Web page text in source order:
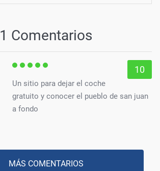
1 Comentarios
10
Un sitio para dejar el coche
gratuito y conocer el pueblo de san juan
a fondo
MÁS COMENTARIOS